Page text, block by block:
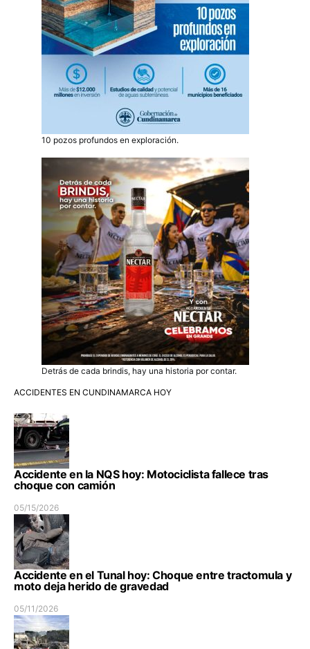
10 pozos profundos en exploración.
Detrás de cada brindis, hay una historia por contar.
ACCIDENTES EN CUNDINAMARCA HOY
Accidente en la NQS hoy: Motociclista fallece tras
choque con camión
05/15/2026
Accidente en el Tunal hoy: Choque entre tractomula y
moto deja herido de gravedad
05/11/2026